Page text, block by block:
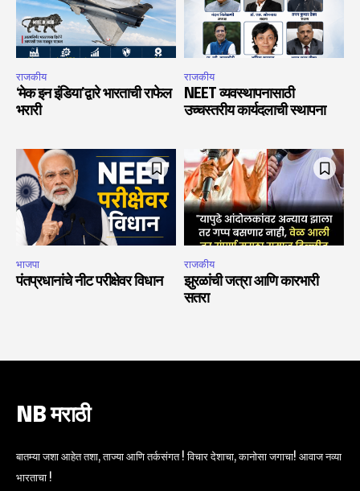
राजकीय
‘मेक इन इंडिया’द्वारे भारताची राफेल
भरारी
राजकीय
NEET व्यवस्थापनासाठी
उच्चस्तरीय कार्यदलाची स्थापना
भाजपा
पंतप्रधानांचे नीट परीक्षेवर विधान
राजकीय
झुरळांची जत्रा आणि कारभारी
सतरा
NB मराठी
बातम्या जशा आहेत तशा, ताज्या आणि तर्कसंगत ! विचार देशाचा, कानोसा जगाचा! आवाज नव्या
भारताचा !